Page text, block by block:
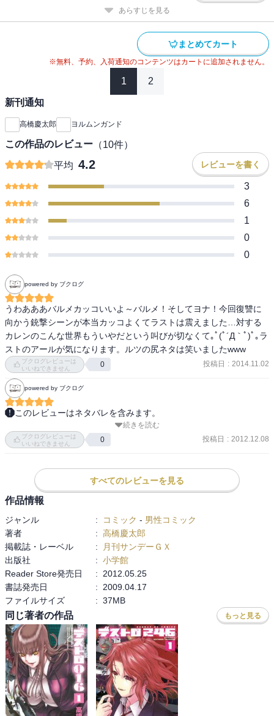
あらすじを見る
まとめてカート
※無料、予約、入荷通知のコンテンツはカートに追加されません。
1 2
新刊通知
高橋慶太郎 ヨルムンガンド
この作品のレビュー （10件）
平均 4.2 レビューを書く
3
6
1
0
0
powered by ブクログ
うわあああバルメカッコいいよ～バルメ！そしてヨナ！今回復讐に
向かう銃撃シーンが本当カッコよくてラストは震えました…対する
カレンのこんな世界もういやだという叫びが切なくて｡ﾟ(ﾟ´Д｀ﾟ)ﾟ｡ラ
ストのアールが気になります。ルツの尻ネタは笑いましたwww
ブクログレビューは
いいねできません
0 投稿日 : 2014.11.02
powered by ブクログ
このレビューはネタバレを含みます。
前巻の引き継ぐきバルメの戦いです。
バルメとヨナは陳のもとへ
そして2人が抜けたココ部隊は殺し屋の襲撃に。
さらに最後にはCIAブラック課長の登場。
その意味とは。
一番次巻が気になる巻であったと思われ。
6巻での一番印象に残ったシーンはなんと二つ！
１つはバルメは復讐を遂げヨナと帰ろうとするがそこにカレンが。
カレンがヨナをかばうバルメを銃で撃ち、撃ち終えてから「こんな
世界もうイヤだ！！」と叫んでヨナに撃たれる。
なんか泣けてくるシーンでした。
悲しみをバルメのせいにするのではなく世界のせいにする。
だからこんな世界はもうイヤだ。
あー色々考えてまうー
長くなりそうなのでここで一度終わります。
もう１つはやっぱ一番最後のページですね。
続きを読む
ブクログレビューは
いいねできません
0 投稿日 : 2012.12.08
すべてのレビューを見る
作品情報
ジャンル : コミック - 男性コミック
著者
: 高橋慶太郎
掲載誌・レーベル
:
月刊サンデーＧＸ
出版社
: 小学館
Reader Store発売日
:
2012.05.25
書誌発売日
:
2009.04.17
ファイルサイズ
: 37MB
同じ著者の作品 もっと見る